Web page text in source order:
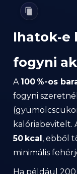
Ihatok‑e
fogyni
A 100 %-os
fogyni
kalóriabevitelt.
50 kcal, ebből
minimális
Ha például 200